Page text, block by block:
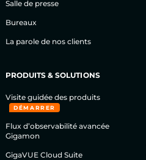
Salle de presse
Bureaux
La parole de nos clients
PRODUITS & SOLUTIONS
Visite guidée des produits
DÉMARRER
Flux d’observabilité avancée
Gigamon
GigaVUE Cloud Suite